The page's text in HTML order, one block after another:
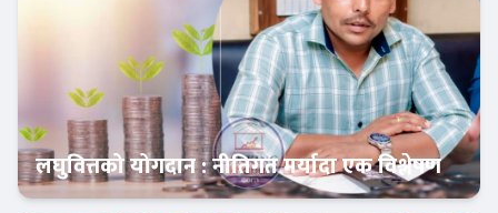
लघुवित्तको योगदान : नीतिगत मर्यादा एक विश्लेषण